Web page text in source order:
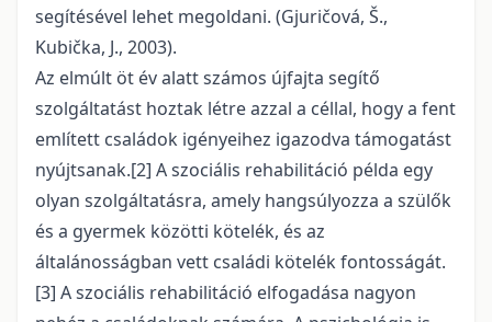
segítésével lehet megoldani. (Gjuričová, Š.,
Kubička, J., 2003).
Az elmúlt öt év alatt számos újfajta segítő
szolgáltatást hoztak létre azzal a céllal, hogy a fent
említett családok igényeihez igazodva támogatást
nyújtsanak.[2] A szociális rehabilitáció példa egy
olyan szolgáltatásra, amely hangsúlyozza a szülők
és a gyermek közötti kötelék, és az
általánosságban vett családi kötelék fontosságát.
[3] A szociális rehabilitáció elfogadása nagyon